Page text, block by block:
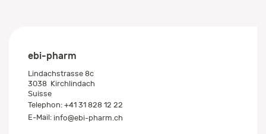
ebi-pharm
Lindachstrasse 8c
3038 Kirchlindach
Suisse
Telephon: +41 31 828 12 22
E-Mail: info@ebi-pharm.ch